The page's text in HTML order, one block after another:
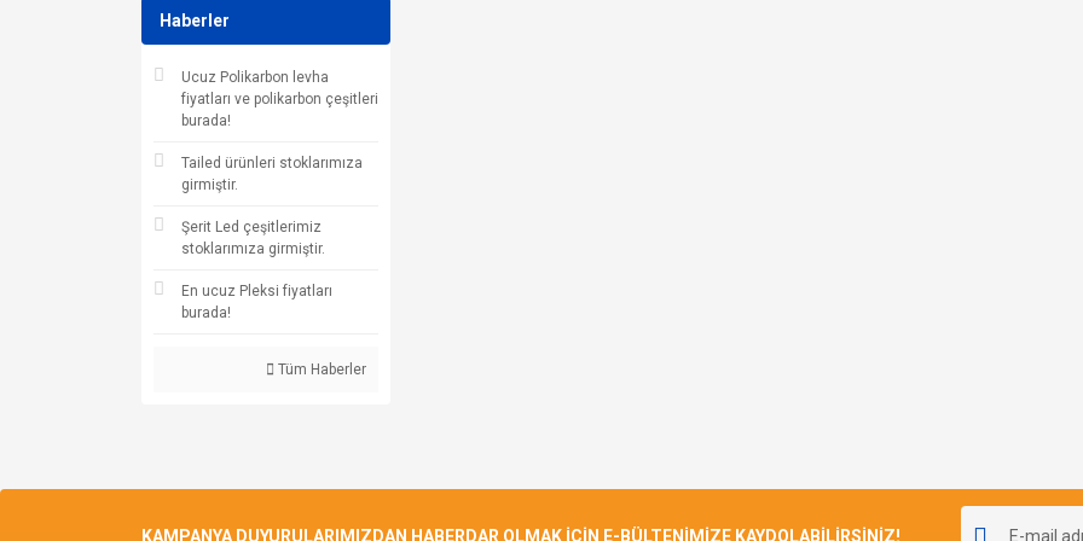
Haberler
Ucuz Polikarbon levha
fiyatları ve polikarbon çeşitleri
burada!
Tailed ürünleri stoklarımıza
girmiştir.
Şerit Led çeşitlerimiz
stoklarımıza girmiştir.
En ucuz Pleksi fiyatları
burada!
Tüm Haberler
KAMPANYA DUYURULARIMIZDAN HABERDAR OLMAK İÇİN E-BÜLTENİMİZE KAYDOLABİLİRSİNİZ!